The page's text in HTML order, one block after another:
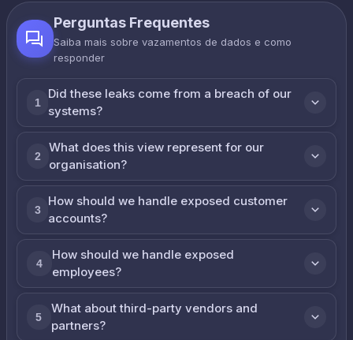
Perguntas Frequentes
Saiba mais sobre vazamentos de dados e como
responder
1
Did these leaks come from a breach of our
systems?
2
What does this view represent for our
organisation?
3
How should we handle exposed customer
accounts?
4
How should we handle exposed
employees?
5
What about third-party vendors and
partners?